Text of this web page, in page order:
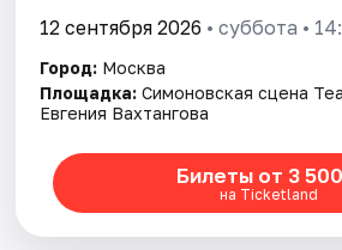
12 сентября 2026 • суббота •
Город: Москва
Площадка: Симоновская сцена
Евгения Вахтангова
Билеты от 3
на Ticketland